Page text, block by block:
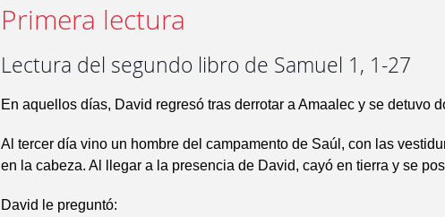
Primera lectura
Lectura del segundo libro de Samuel 1, 1-27
En aquellos días, David regresó tras derrotar a Amaalec y se detuvo
Al tercer día vino un hombre del campamento de Saúl, con las
en la cabeza. Al llegar a la presencia de David, cayó en tierra y se
David le preguntó: